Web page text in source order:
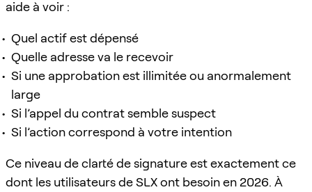
aide à voir :
Quel actif est dépensé
Quelle adresse va le recevoir
Si une approbation est illimitée ou anormalement
large
Si l’appel du contrat semble suspect
Si l’action correspond à votre intention
Ce niveau de clarté de signature est exactement ce
dont les utilisateurs de SLX ont besoin en 2026. À